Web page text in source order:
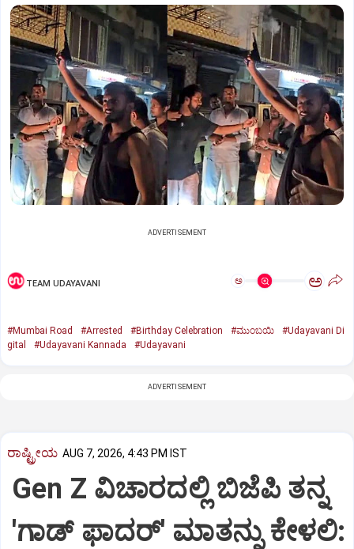
ADVERTISEMENT
TEAM UDAYAVANI ಅ ಅ
#Mumbai Road #Arrested #Birthday Celebration #ಮುಂಬಯಿ
#Udayavani Di
gital
#Udayavani Kannada #Udayavani
ADVERTISEMENT
ರಾಷ್ಟ್ರೀಯ AUG 7, 2026, 4:43 PM IST
Gen Z ವಿಚಾರದಲ್ಲಿ ಬಿಜೆಪಿ ತನ್ನ
'ಗಾಡ್ ಫಾದರ್' ಮಾತನ್ನು ಕೇಳಲಿ: